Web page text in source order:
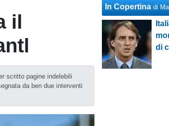
il
scritto pagine indelebili
da ben due interventi
In Copertina di
di